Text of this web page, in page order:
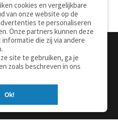
Over deze site
Privacy
cookies en vergelijkbare
van onze website op de
te personaliseren
Onze partners kunnen deze
die zij via andere
site te gebruiken, ga je
zoals beschreven in ons
Ok!